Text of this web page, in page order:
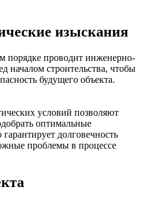
изыскания
порядке проводит инженерно-
началом строительства, чтобы
будущего объекта.
условий позволяют
оптимальные
долговечность
проблемы в процессе